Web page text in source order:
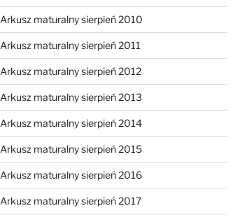
Arkusz maturalny sierpień 2010
Arkusz maturalny sierpień 2011
Arkusz maturalny sierpień 2012
Arkusz maturalny sierpień 2013
Arkusz maturalny sierpień 2014
Arkusz maturalny sierpień 2015
Arkusz maturalny sierpień 2016
Arkusz maturalny sierpień 2017